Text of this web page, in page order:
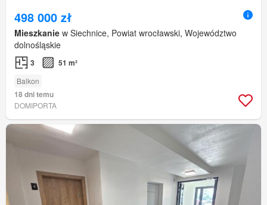
498 000 zł
Mieszkanie w Siechnice, Powiat wrocławski, Województwo
dolnośląskie
3 51 m²
Balkon
18 dni temu
DOMIPORTA